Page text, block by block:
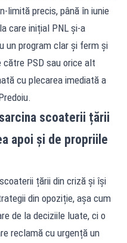
limită precis, până în iunie
care inițial PNL și-a
un program clar și ferm și
PSD sau orice alt
cu plecarea imediată a
scoaterii țării
apoi și de propriile
țării din criză și își
din opoziție, așa cum
de la deciziile luate, ci o
reclamă cu urgență un